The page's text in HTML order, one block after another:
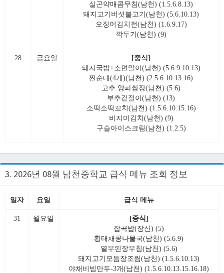
실곤약매콤무침(남천) (1.5.6.8.13)
돼지고기버섯불고기(남천) (5.6.10.13)
오징어김치전(남천) (1.6.9.17)
깍두기(남천) (9)
28 금요일
[중식]
돼지국밥+소면말이(남천) (5.6.9.10.13)
찐순대(4개)(남천) (2.5.6.10.13.16)
고추.양파쌈장(남천) (5.6)
부추겉절이(남천) (13)
소떡소떡꼬치(남천) (1.5.6.10.15.16)
비지미김치(남천) (9)
구슬아이스크림(남천) (1.2.5)
3. 2026년 08월 남천중학교 급식 메뉴 조회 정보
일자 요일 급식 메뉴
31 월요일
[중식]
잡곡밥(장산) (5)
황태채콩나물국(남천) (5.6.9)
열무된장무침(남천) (5.6)
돼지고기모듬장조림(남천) (1.5.6.10.13)
야채비빔만두-3개(남천) (1.5.6.10.13.15.16.18)